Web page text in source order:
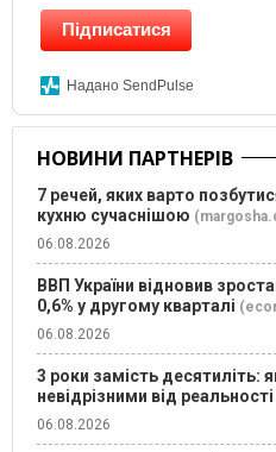
Підписатися
Надано SendPulse
НОВИНИ ПАРТНЕРІВ
7 речей, яких варто
кухню сучаснішою
06.08.2026
ВВП України відновив
0,6% у другому кварталі
06.08.2026
3 роки замість десятиліть:
невідрізними від реальності
06.08.2026